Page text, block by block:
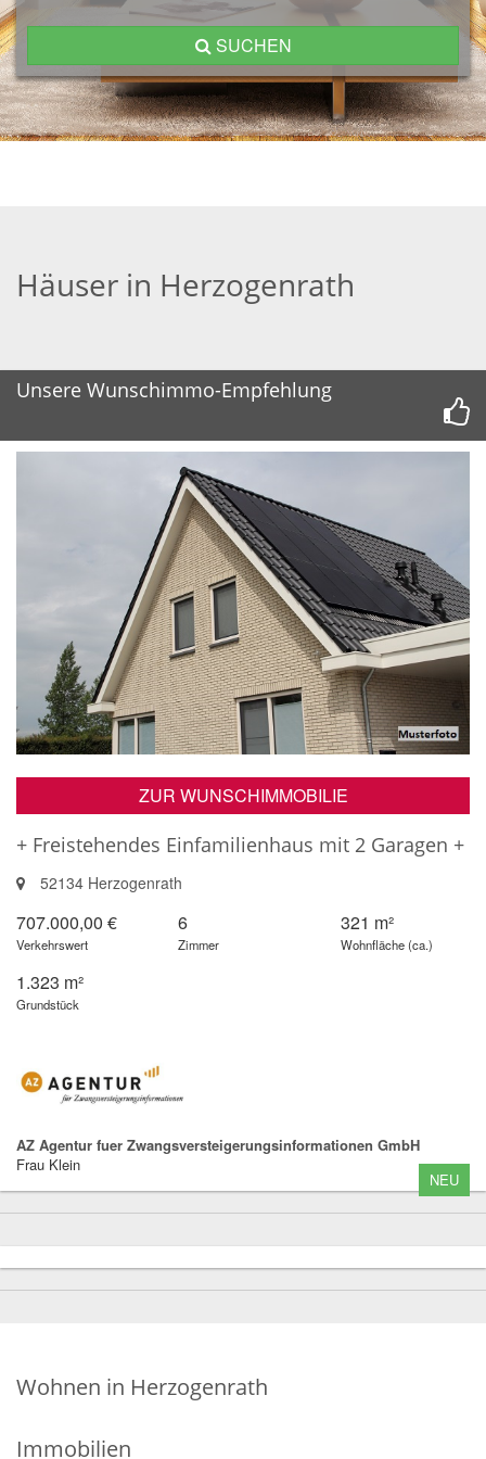
SUCHEN
Häuser in Herzogenrath
Unsere Wunschimmo-Empfehlung
ZUR WUNSCHIMMOBILIE
+ Freistehendes Einfamilienhaus mit 2 Garagen +
52134 Herzogenrath
707.000,00 €
Verkehrswert
6
Zimmer
321 m²
Wohnfläche (ca.)
1.323 m²
Grundstück
AZ Agentur fuer Zwangsversteigerungsinformationen GmbH
Frau Klein
NEU
Wohnen in Herzogenrath
Immobilien